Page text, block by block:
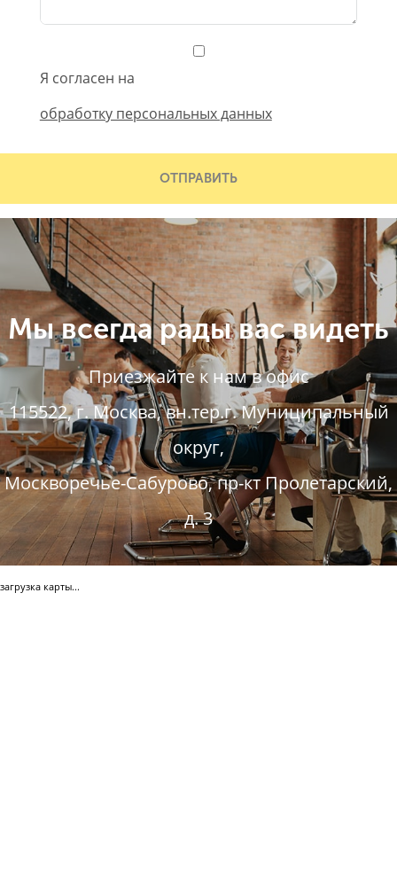
Я согласен на
обработку персональных данных
ОТПРАВИТЬ
Мы всегда рады вас видеть
Приезжайте к нам в офис
115522, г. Москва, вн.тер.г. Муниципальный
округ,
Москворечье-Сабурово, пр-кт Пролетарский,
д. 3
загрузка карты...